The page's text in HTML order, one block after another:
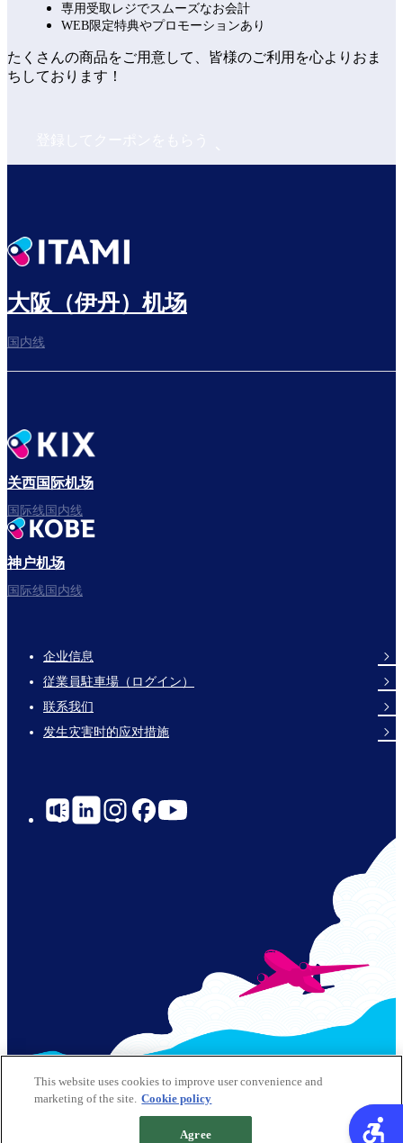
専用受取レジでスムーズなお会計
WEB限定特典やプロモーションあり
たくさんの商品をご用意して、皆様のご利用を心よりおま
ちしております！
大阪（伊丹）机场
国内线
关西国际机场
国际线国内线
神户机场
国际线国内线
Footer
Links
企业信息
従業員駐車場（ログイン）
联系我们
发生灾害时的应对措施
Social
© 2026 Kansai Airports All Rights Reserved
Cookie政策
网站地图
This website uses cookies to improve user convenience and
marketing of the site. Cookie policy
Agree